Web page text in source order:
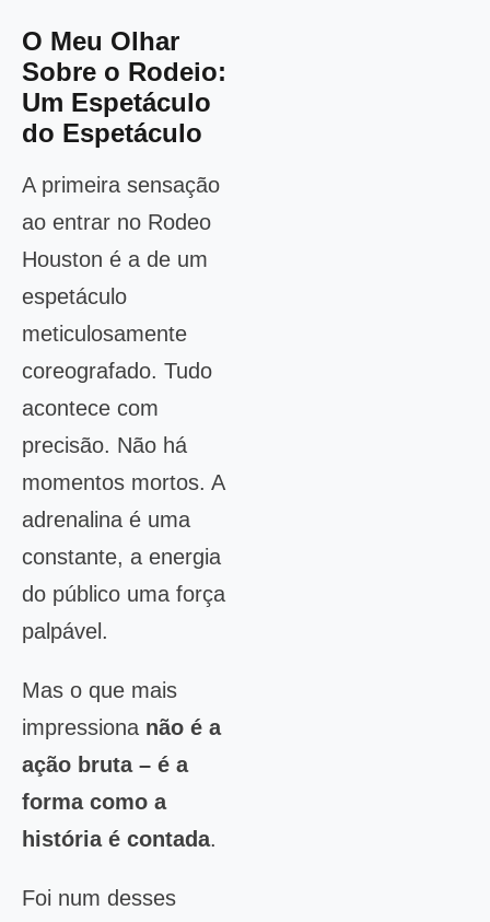
O Meu Olhar
Sobre o Rodeio:
Um Espetáculo
do Espetáculo
A primeira sensação
ao entrar no Rodeo
Houston é a de um
espetáculo
meticulosamente
coreografado. Tudo
acontece com
precisão. Não há
momentos mortos. A
adrenalina é uma
constante, a energia
do público uma força
palpável.
Mas o que mais
impressiona não é a
ação bruta – é a
forma como a
história é contada.
Foi num desses